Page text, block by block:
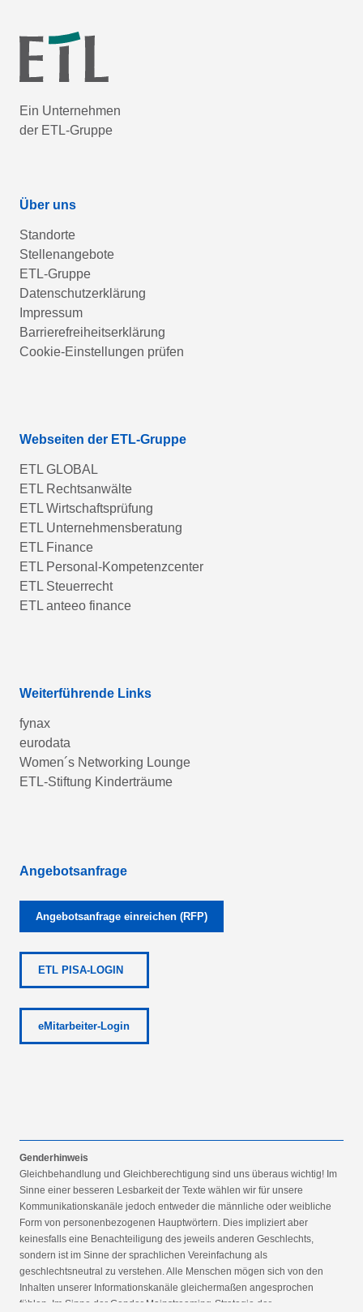
Ein Unternehmen
der ETL-Gruppe
Über uns
Standorte
Stellenangebote
ETL-Gruppe
Datenschutzerklärung
Impressum
Barrierefreiheitserklärung
Cookie-Einstellungen prüfen
Webseiten der ETL-Gruppe
ETL GLOBAL
ETL Rechtsanwälte
ETL Wirtschaftsprüfung
ETL Unternehmensberatung
ETL Finance
ETL Personal-Kompetenzcenter
ETL Steuerrecht
ETL anteeo finance
Weiterführende Links
fynax
eurodata
Women´s Networking Lounge
ETL-Stiftung Kinderträume
Angebotsanfrage
Angebotsanfrage einreichen (RFP)
ETL PISA-LOGIN
eMitarbeiter-Login
Genderhinweis
Gleichbehandlung und Gleichberechtigung sind uns überaus wichtig! Im
Sinne einer besseren Lesbarkeit der Texte wählen wir für unsere
Kommunikationskanäle jedoch entweder die männliche oder weibliche
Form von personenbezogenen Hauptwörtern. Dies impliziert aber
keinesfalls eine Benachteiligung des jeweils anderen Geschlechts,
sondern ist im Sinne der sprachlichen Vereinfachung als
geschlechtsneutral zu verstehen. Alle Menschen mögen sich von den
Inhalten unserer Informationskanäle gleichermaßen angesprochen
fühlen. Im Sinne der Gender Mainstreaming-Strategie der